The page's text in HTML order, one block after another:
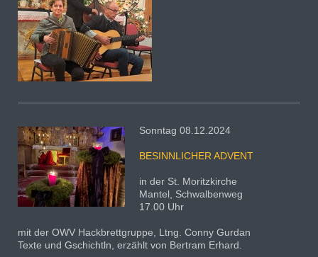
Sonntag 08.12.2024
BESINNLICHER ADVENT
in der St. Moritzkirche
Mantel, Schwalbenweg
17.00 Uhr
mit der OWV Hackbrettgruppe, Ltng. Conny Gurdan
Texte und Gschichtln, erzählt von Bertram Erhard.